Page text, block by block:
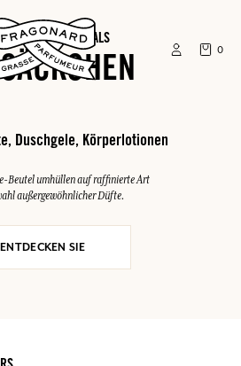
0
SOMMER-ESSENTIALS
Duschgele, Körperlotionen
Beutel umhüllen auf raffinierte Art
außergewöhnlicher Düfte.
ENTDECKEN SIE